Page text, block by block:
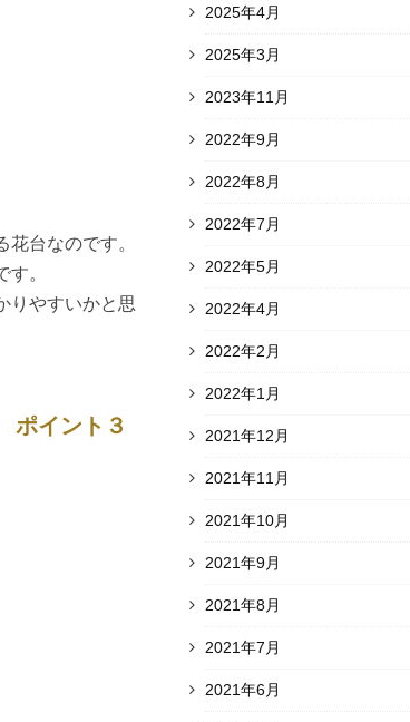
台なのです。
。
りやすいかと思
ポイント３
2025年4月
2025年3月
2023年11月
2022年9月
2022年8月
2022年7月
2022年5月
2022年4月
2022年2月
2022年1月
2021年12月
2021年11月
2021年10月
2021年9月
2021年8月
2021年7月
2021年6月